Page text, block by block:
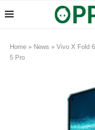
Home » News » Vivo X Fold
5 Pro